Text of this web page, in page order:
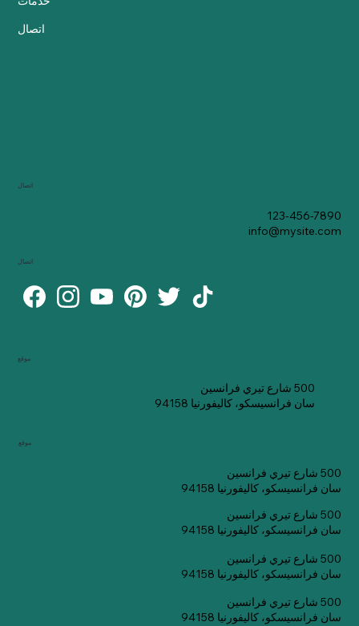
اتصال
موقع
500 شارع تيري فرانسين
سان فرانسيسكو، كاليفورنيا 94158
موقع
500 شارع تيري فرانسين
سان فرانسيسكو، كاليفورنيا 94158
500 شارع تيري فرانسين
سان فرانسيسكو، كاليفورنيا 94158
500 شارع تيري فرانسين
سان فرانسيسكو، كاليفورنيا 94158
500 شارع تيري فرانسين
سان فرانسيسكو، كاليفورنيا 94158
اتصال
123-456-7890
info@mysite.com
اتصال